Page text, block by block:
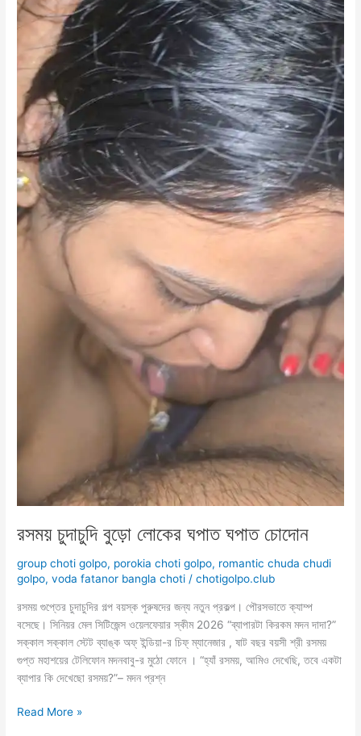
রসময় চুদাচুদি বুড়ো লোকের ঘপাত ঘপাত চোদোন
group choti golpo, porokia choti golpo, romantic chuda chudi
golpo,voda fatanor bangla choti /chotigolpo.club
রসময় গুপ্তের চুদাচুদির গল্প বয়স্ক পুরুষদের জন্য নতুন প্রকল্প। পৌরসভাতে ক্যাম্প
বসেছে। সিনিয়র মেল সিটিজেন্স ওয়েলফেয়ার স্কীম 2026 “ব্যাপারটা কিরকম মদন দাদা?”
সক্কাল সক্কাল স্টেট ব্যাঙ্ক অফ্ ইন্ডিয়া-র চিফ্ ম্যানেজার , ষাট বছর বয়সী শ্রী রসময়
গুপ্ত মহাশয়ের টেলিফোন মদনবাবু-র মুঠো ফোনে । “হ্যাঁ রসময়, আমিও দেখেছি, তবে একটা
ব্যাপার কি দেখেছো রসময়?”– মদন প্রশ্ন
রসময়
Read More »